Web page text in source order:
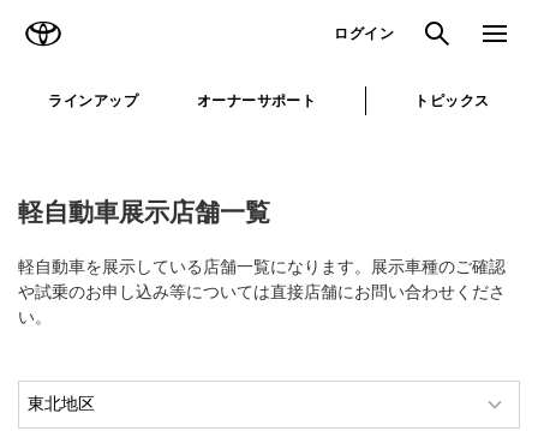
ログイン 検索 メニュ
ラインアップ オーナーサポート トピックス
軽自動車展示店舗一覧
軽自動車を展示している店舗一覧になります。展示車種のご確認
や試乗のお申し込み等については直接店舗にお問い合わせくださ
い。